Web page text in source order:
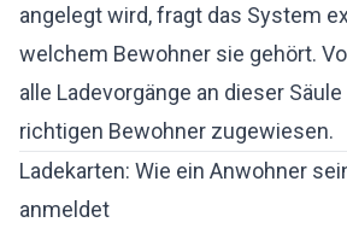
angelegt wird, fragt das System
welchem Bewohner sie gehört.
alle Ladevorgänge an dieser
richtigen Bewohner zugewiesen.
Ladekarten: Wie ein Anwohner
anmeldet